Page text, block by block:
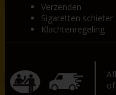
Verzenden
Sigaretten schieter
Klachtenregeling